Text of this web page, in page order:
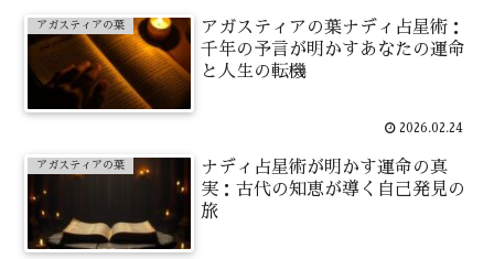
アガスティアの葉
アガスティアの葉ナディ占星術：
千年の予言が明かすあなたの運命
と人生の転機
2026.02.24
アガスティアの葉
ナディ占星術が明かす運命の真
実：古代の知恵が導く自己発見の
旅